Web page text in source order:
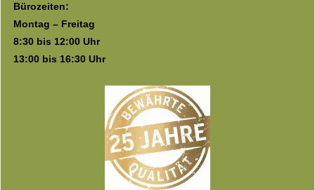
Bürozeiten:
Montag – Freitag
8:30 bis 12:00 Uhr
13:00 bis 16:30 Uhr